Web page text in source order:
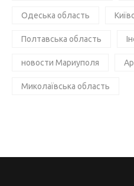
Одеська область
Полтавська область
новости Мариуполя
Миколаївська область